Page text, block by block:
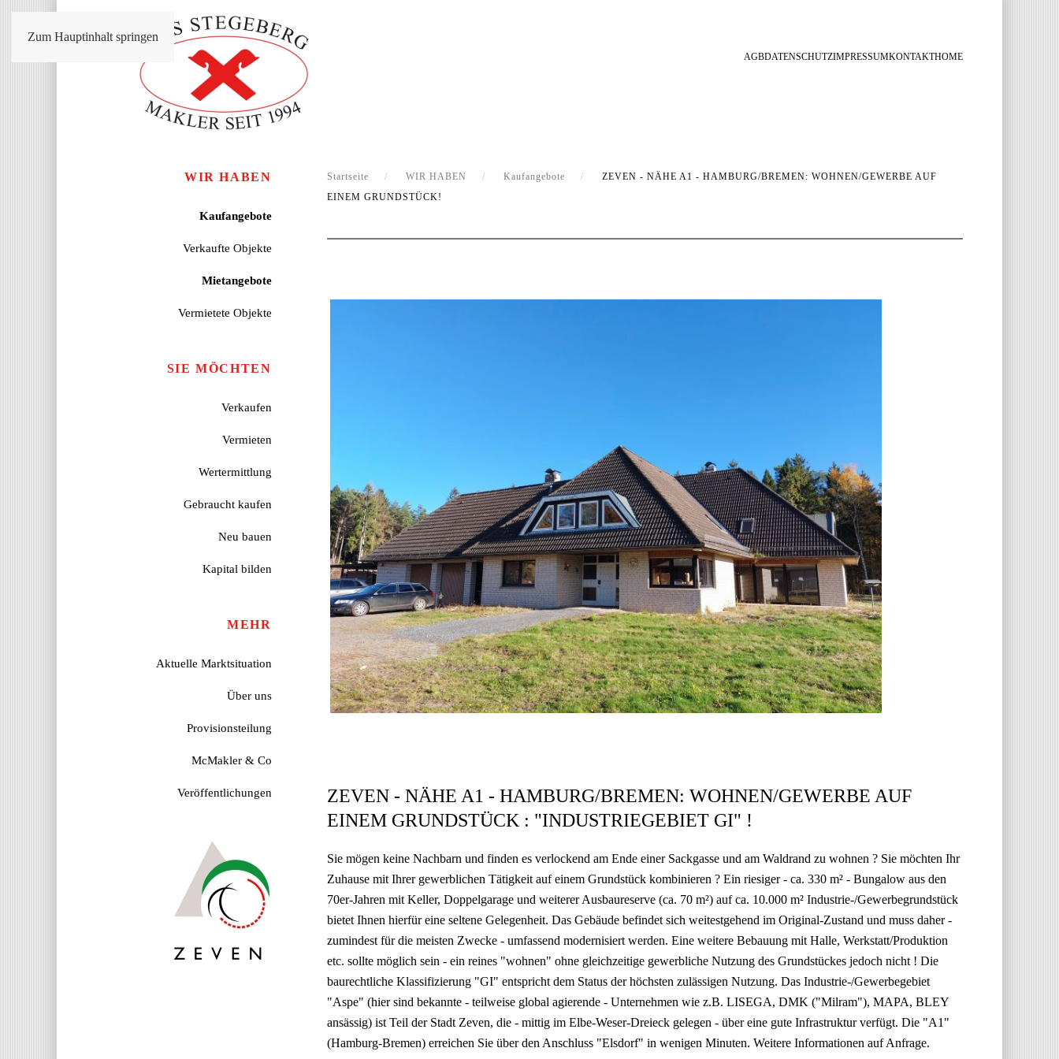
Zum Hauptinhalt springen
AGBDATENSCHUTZIMPRESSUMKONTAKTHOME
Startseite WIR HABEN Kaufangebote
ZEVEN - NÄHE A1 - HAMBURG/BREMEN: WOHNEN/GEWERBE AUF
EINEM GRUNDSTÜCK!
ZEVEN - NÄHE A1 - HAMBURG/BREMEN: WOHNEN/GEWERBE AUF
EINEM GRUNDSTÜCK : "INDUSTRIEGEBIET GI" !
Sie mögen keine Nachbarn und finden es verlockend am Ende einer Sackgasse und am Waldrand zu wohnen ? Sie möchten Ihr
Zuhause mit Ihrer gewerblichen Tätigkeit auf einem Grundstück kombinieren ? Ein riesiger - ca. 330 m² - Bungalow aus den
70er-Jahren mit Keller, Doppelgarage und weiterer Ausbaureserve (ca. 70 m²) auf ca. 10.000 m² Industrie-/Gewerbegrundstück
bietet Ihnen hierfür eine seltene Gelegenheit. Das Gebäude befindet sich weitestgehend im Original-Zustand und muss daher -
zumindest für die meisten Zwecke - umfassend modernisiert werden. Eine weitere Bebauung mit Halle, Werkstatt/Produktion
etc. sollte möglich sein - ein reines "wohnen" ohne gleichzeitige gewerbliche Nutzung des Grundstückes jedoch nicht ! Die
baurechtliche Klassifizierung "GI" entspricht dem Status der höchsten zulässigen Nutzung. Das Industrie-/Gewerbegebiet
"Aspe" (hier sind bekannte - teilweise global agierende - Unternehmen wie z.B. LISEGA, DMK ("Milram"), MAPA, BLEY
ansässig) ist Teil der Stadt Zeven, die - mittig im Elbe-Weser-Dreieck gelegen - über eine gute Infrastruktur verfügt. Die "A1"
(Hamburg-Bremen) erreichen Sie über den Anschluss "Elsdorf" in wenigen Minuten. Weitere Informationen auf Anfrage.
WIR HABEN
Kaufangebote
Verkaufte Objekte
Mietangebote
Vermietete Objekte
SIE MÖCHTEN
Verkaufen
Vermieten
Wertermittlung
Gebraucht kaufen
Neu bauen
Kapital bilden
MEHR
Aktuelle Marktsituation
Über uns
Provisionsteilung
McMakler & Co
Veröffentlichungen